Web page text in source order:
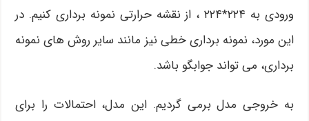
ورودی به ۲۲۴*۲۲۴ ، از نقشه حرارتی نمونه برداری کنیم. در
این مورد، نمونه برداری خطی نیز مانند سایر روش های نمونه
برداری، می تواند جوابگو باشد.
به خروجی مدل برمی گردیم. این مدل، احتمالات را برای